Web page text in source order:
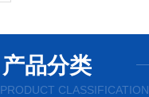
产品分类
PRODUCT CLASSIFICATION